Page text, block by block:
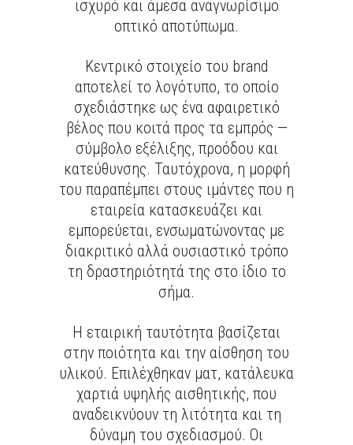
ισχυρό και άμεσα αναγνωρίσιμο
οπτικό αποτύπωμα.
Κεντρικό στοιχείο του brand
αποτελεί το λογότυπο, το οποίο
σχεδιάστηκε ως ένα αφαιρετικό
βέλος που κοιτά προς τα εμπρός —
σύμβολο εξέλιξης, προόδου και
κατεύθυνσης. Ταυτόχρονα, η μορφή
του παραπέμπει στους ιμάντες που η
εταιρεία κατασκευάζει και
εμπορεύεται, ενσωματώνοντας με
διακριτικό αλλά ουσιαστικό τρόπο
τη δραστηριότητά της στο ίδιο το
σήμα.
Η εταιρική ταυτότητα βασίζεται
στην ποιότητα και την αίσθηση του
υλικού. Επιλέχθηκαν ματ, κατάλευκα
χαρτιά υψηλής αισθητικής, που
αναδεικνύουν τη λιτότητα και τη
δύναμη του σχεδιασμού. Οι